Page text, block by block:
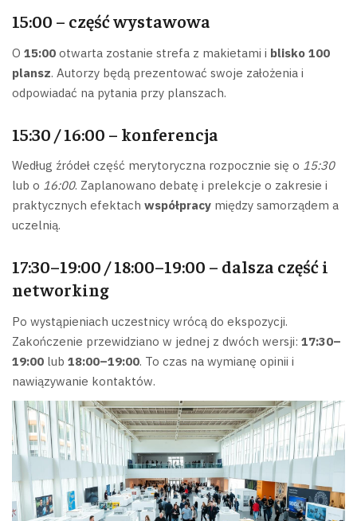
15:00 – część wystawowa
O 15:00 otwarta zostanie strefa z makietami i blisko 100
plansz. Autorzy będą prezentować swoje założenia i
odpowiadać na pytania przy planszach.
15:30 / 16:00 – konferencja
Według źródeł część merytoryczna rozpocznie się o 15:30
lub o 16:00. Zaplanowano debatę i prelekcje o zakresie i
praktycznych efektach współpracy między samorządem a
uczelnią.
17:30–19:00 / 18:00–19:00 – dalsza część i
networking
Po wystąpieniach uczestnicy wrócą do ekspozycji.
Zakończenie przewidziano w jednej z dwóch wersji: 17:30–
19:00 lub 18:00–19:00. To czas na wymianę opinii i
nawiązywanie kontaktów.